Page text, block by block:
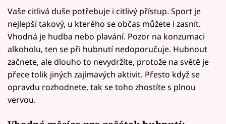
Vaše citlivá duše potřebuje i citlivý přístup. Sport je
nejlepší takový, u kterého se občas můžete i zasnít.
Vhodná je hudba nebo plavání. Pozor na konzumaci
alkoholu, ten se při hubnutí nedoporučuje. Hubnout
začnete, ale dlouho to nevydržíte, protože na světě je
přece tolik jiných zajímavých aktivit. Přesto když se
opravdu rozhodnete, tak se toho zhostíte s plnou
vervou.